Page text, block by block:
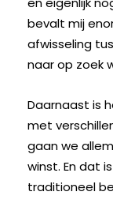
bevalt mij
afwisseling
naar op zoek
Daarnaast is
met
gaan we
winst. En dat
traditioneel